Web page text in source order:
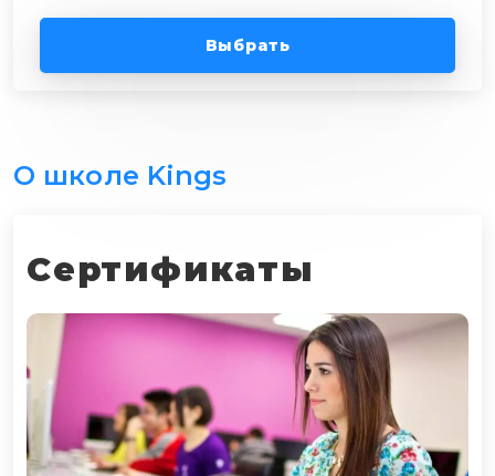
Выбрать
О школе Kings
Сертификаты